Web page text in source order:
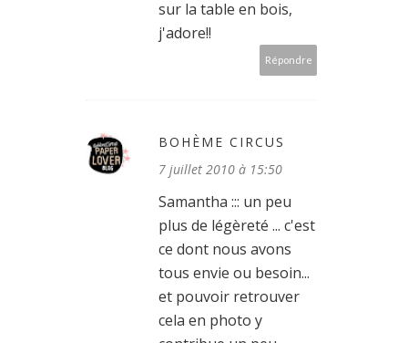
sur la table en bois,
j'adore!!
Répondre
BOHÈME CIRCUS
7 juillet 2010 à 15:50
Samantha ::: un peu
plus de légèreté ... c'est
ce dont nous avons
tous envie ou besoin...
et pouvoir retrouver
cela en photo y